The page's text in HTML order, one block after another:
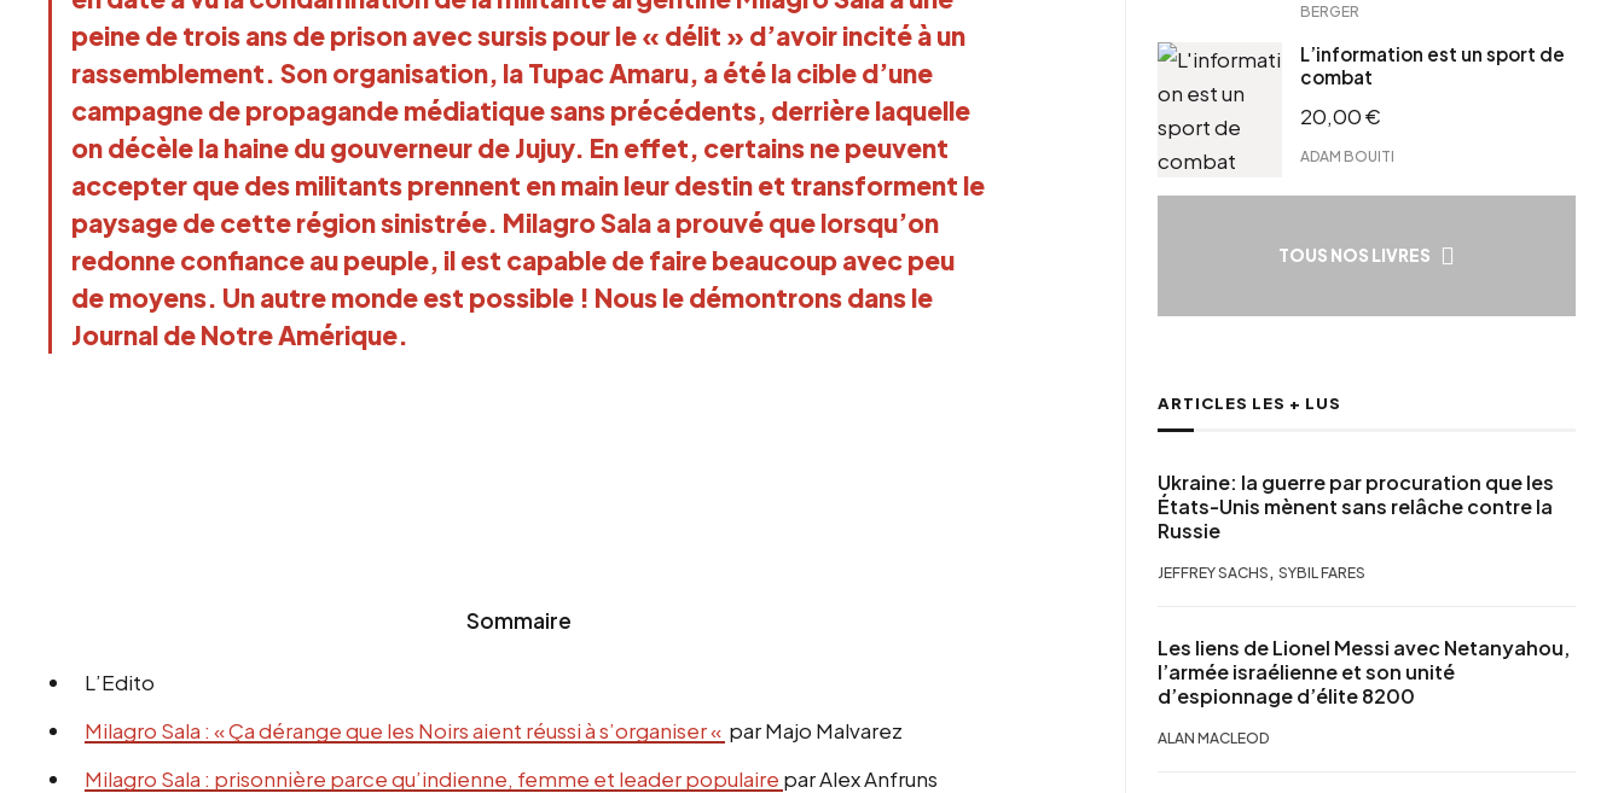
peine de trois ans de prison avec sursis pour le « délit » d’avoir incité à un
rassemblement. Son organisation, la Tupac Amaru, a été la cible d’une
campagne de propagande médiatique sans précédents, derrière laquelle
on décèle la haine du gouverneur de Jujuy. En effet, certains ne peuvent
accepter que des militants prennent en main leur destin et transforment le
paysage de cette région sinistrée. Milagro Sala a prouvé que lorsqu’on
redonne confiance au peuple, il est capable de faire beaucoup avec peu
de moyens. Un autre monde est possible ! Nous le démontrons dans le
Journal de Notre Amérique.
Sommaire
L’Edito
Milagro Sala : « Ça dérange que les Noirs aient réussi à s’organiser « par Majo Malvarez
Milagro Sala : prisonnière parce qu’indienne, femme et leader populaire par Alex Anfruns
BERGER
L’information est un sport de
combat
20,00€
ADAM BOUITI
TOUS NOS LIVRES
ARTICLES LES + LUS
Ukraine: la guerre par procuration que les
États-Unis mènent sans relâche contre la
Russie
JEFFREY SACHS , SYBIL FARES
Les liens de Lionel Messi avec Netanyahou,
l’armée israélienne et son unité
d’espionnage d’élite 8200
ALAN MACLEOD